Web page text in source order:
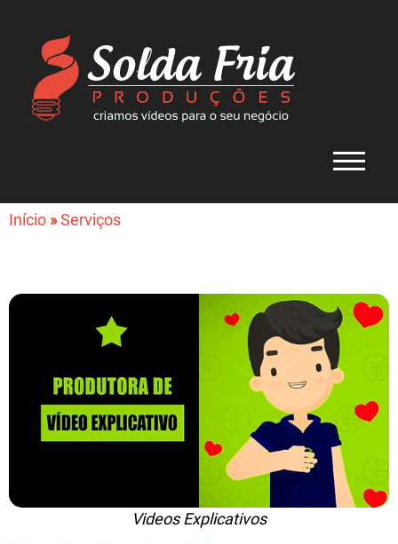
Início»Serviços
Videos Explicativos